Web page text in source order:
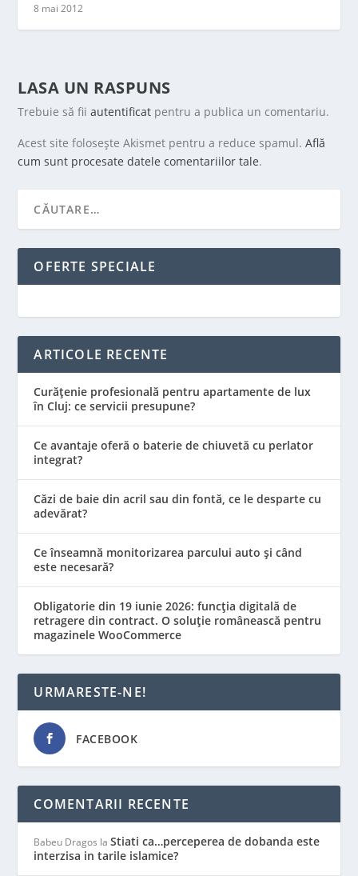
8 mai 2012
LASA UN RASPUNS
Trebuie să fiiautentificat pentru a publica un comentariu.
Acest site folosește Akismet pentru a reduce spamul.Află
cum sunt procesate datele comentariilor tale.
OFERTE SPECIALE
ARTICOLE RECENTE
Curățenie profesională pentru apartamente de lux
în Cluj: ce servicii presupune?
Ce avantaje oferă o baterie de chiuvetă cu perlator
integrat?
Căzi de baie din acril sau din fontă, ce le desparte cu
adevărat?
Ce înseamnă monitorizarea parcului auto și când
este necesară?
Obligatorie din 19 iunie 2026: funcția digitală de
retragere din contract. O soluție românească pentru
magazinele WooCommerce
URMARESTE-NE!
FACEBOOK
COMENTARII RECENTE
Babeu Dragos laStiati ca…perceperea de dobanda este
interzisa in tarile islamice?